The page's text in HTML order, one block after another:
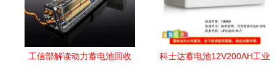
工信部解读动力蓄电池回收
科士达蓄电池12V200AH工业